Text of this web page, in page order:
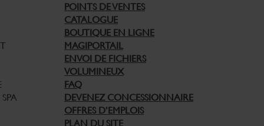
POINTS DE VENTES
CATALOGUE
BOUTIQUE EN LIGNE
MAGIPORTAIL
ENVOI DE FICHIERS
VOLUMINEUX
FAQ
DEVENEZ CONCESSIONNAIRE
OFFRES D’EMPLOIS
PLAN DU SITE